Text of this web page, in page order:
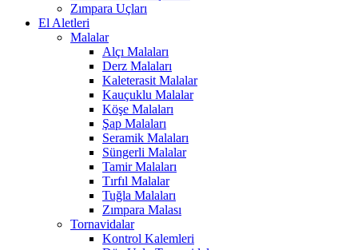
Zımpara Uçları
El Aletleri
Malalar
Alçı Malaları
Derz Malaları
Kaleterasit Malalar
Kauçuklu Malalar
Köşe Malaları
Şap Malaları
Seramik Malaları
Süngerli Malalar
Tamir Malaları
Tırfıl Malalar
Tuğla Malaları
Zımpara Malası
Tornavidalar
Kontrol Kalemleri